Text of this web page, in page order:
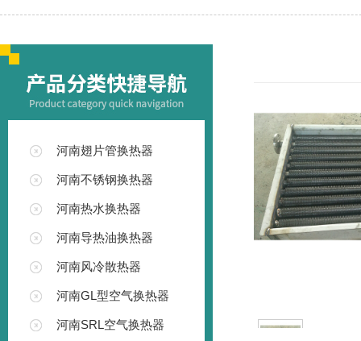
河南翅片管换热器
河南不锈钢换热器
河南热水换热器
河南导热油换热器
河南风冷散热器
河南GL型空气换热器
河南SRL空气换热器